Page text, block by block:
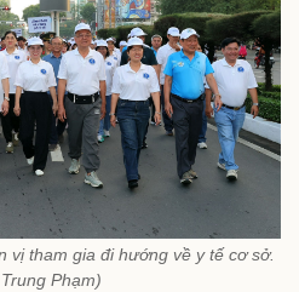
vị tham gia đi hướng về y tế cơ sở.
Phạm)